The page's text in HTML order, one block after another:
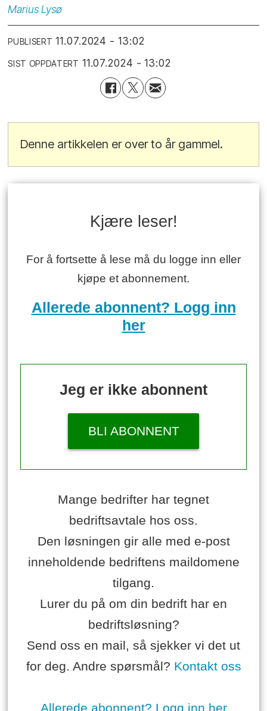
Marius Lysø
PUBLISERT 11.07.2024 - 13:02
SIST OPPDATERT 11.07.2024 - 13:02
Denne artikkelen er over to år gammel.
Kjære leser!
For å fortsette å lese må du logge inn eller
kjøpe et abonnement.
Allerede abonnent? Logg inn
her
Jeg er ikke abonnent
BLI ABONNENT
Mange bedrifter har tegnet
bedriftsavtale hos oss.
Den løsningen gir alle med e-post
inneholdende bedriftens maildomene
tilgang.
Lurer du på om din bedrift har en
bedriftsløsning?
Send oss en mail, så sjekker vi det ut
for deg. Andre spørsmål? Kontakt oss
Allerede abonnent? Logg inn her